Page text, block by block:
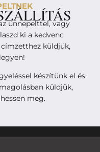
ünnepelttel, vagy
ki a kedvenc
küldjük,
készítünk el és
küldjük,
meg.